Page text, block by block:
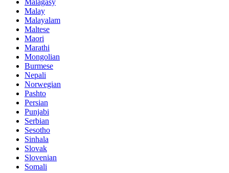
Malagasy
Malay
Malayalam
Maltese
Maori
Marathi
Mongolian
Burmese
Nepali
Norwegian
Pashto
Persian
Punjabi
Serbian
Sesotho
Sinhala
Slovak
Slovenian
Somali